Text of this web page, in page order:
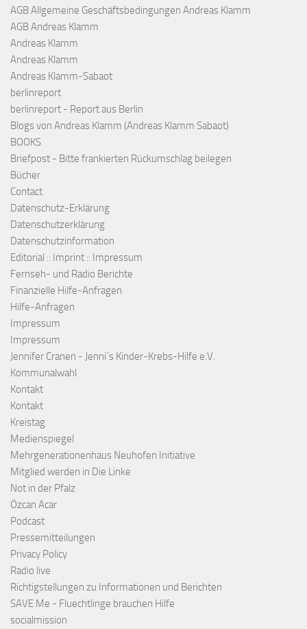
AGB Allgemeine Geschäftsbedingungen Andreas Klamm
AGB Andreas Klamm
Andreas Klamm
Andreas Klamm
Andreas Klamm-Sabaot
berlinreport
berlinreport - Report aus Berlin
Blogs von Andreas Klamm (Andreas Klamm Sabaot)
BOOKS
Briefpost - Bitte frankierten Rückumschlag beilegen
Bücher
Contact
Datenschutz-Erklärung
Datenschutzerklärung
Datenschutzinformation
Editorial :: Imprint :: Impressum
Fernseh- und Radio Berichte
Finanzielle Hilfe-Anfragen
Hilfe-Anfragen
Impressum
Impressum
Jennifer Cranen - Jenni´s Kinder-Krebs-Hilfe e.V.
Kommunalwahl
Kontakt
Kontakt
Kreistag
Medienspiegel
Mehrgenerationenhaus Neuhofen Initiative
Mitglied werden in Die Linke
Not in der Pfalz
Özcan Acar
Podcast
Pressemitteilungen
Privacy Policy
Radio live
Richtigstellungen zu Informationen und Berichten
SAVE Me - Fluechtlinge brauchen Hilfe
socialmission